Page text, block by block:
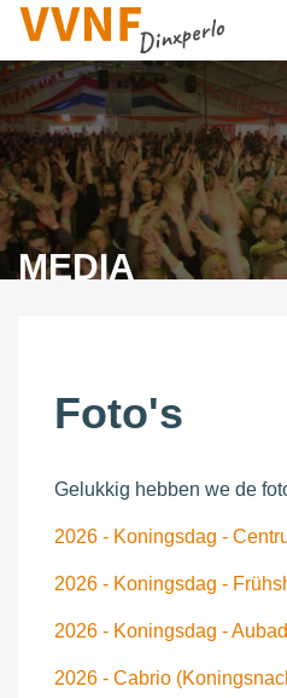
VVNF
MEDIA
Foto's
Gelukkig hebben we de
2026 - Koningsdag -
2026 - Koningsdag -
2026 - Koningsdag -
2026 - Cabrio